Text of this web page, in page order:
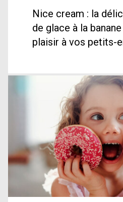
Nice cream : la
de glace à la
plaisir à vos petits-